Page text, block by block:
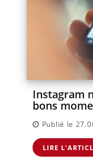
Instagram
bons
Publié le
LIRE